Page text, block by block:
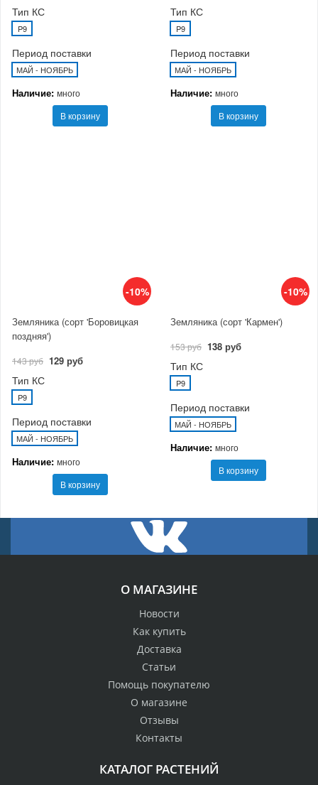
Тип КС
P9
Период поставки
МАЙ - НОЯБРЬ
Наличие: много
В корзину
Тип КС
P9
Период поставки
МАЙ - НОЯБРЬ
Наличие: много
В корзину
-10%
Земляника (сорт 'Боровицкая
поздняя')
143 руб 129 руб
Тип КС
P9
Период поставки
МАЙ - НОЯБРЬ
Наличие: много
В корзину
-10%
Земляника (сорт 'Кармен')
153 руб 138 руб
Тип КС
P9
Период поставки
МАЙ - НОЯБРЬ
Наличие: много
В корзину
О МАГАЗИНЕ
Новости
Как купить
Доставка
Статьи
Помощь покупателю
О магазине
Отзывы
Контакты
КАТАЛОГ РАСТЕНИЙ